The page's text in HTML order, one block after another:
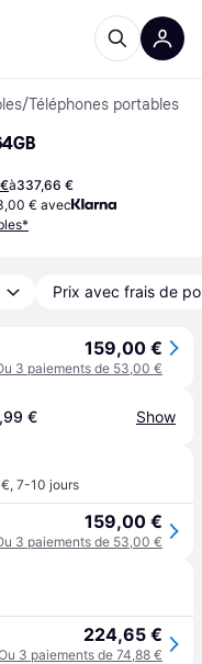
/Téléphones portables
à337,66 €
€ avec
Prix avec frais de
159,00 €
3 paiements de 53,00 €
€ Show
, 7-10 jours
159,00 €
3 paiements de 53,00 €
224,65 €
3 paiements de 74,88 €